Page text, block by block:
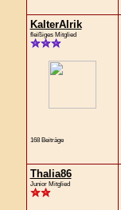
KalterAlrik
fleißiges Mitglied
168 Beiträge
Thalia86
Junior Mitglied